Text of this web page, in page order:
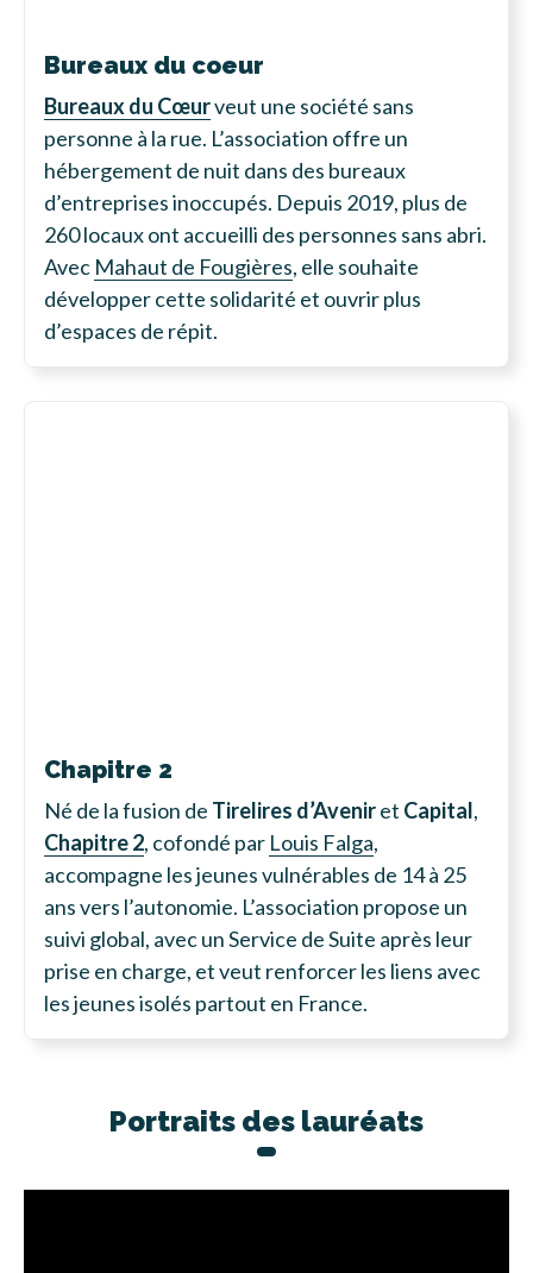
Bureaux du coeur
Bureaux du Cœurveut une société sans
personne à la rue. L’association offre un
hébergement de nuit dans des bureaux
d’entreprises inoccupés. Depuis 2019, plus de
260 locaux ont accueilli des personnes sans abri.
Avec Mahaut de Fougières, elle souhaite
développer cette solidarité et ouvrir plus
d’espaces de répit.
Chapitre 2
Né de la fusion de Tirelires d’Aveniret Capital,
Chapitre 2, cofondé par Louis Falga,
accompagne les jeunes vulnérables de 14 à 25
ans vers l’autonomie. L’association propose un
suivi global, avec un Service de Suite après leur
prise en charge, et veut renforcer les liens avec
les jeunes isolés partout en France.
Portraits des lauréats